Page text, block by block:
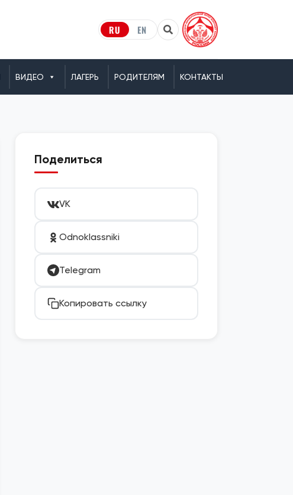
RU EN
ВИДЕО ЛАГЕРЬ РОДИТЕЛЯМ КОНТАКТЫ
Поделиться
VK
Odnoklassniki
Telegram
Копировать ссылку